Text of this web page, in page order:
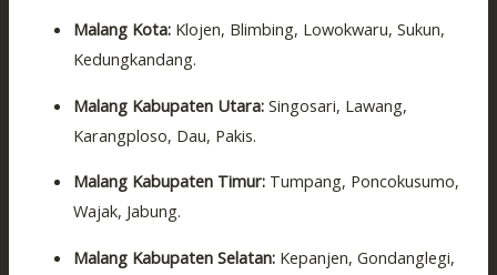
Malang Kota: Klojen, Blimbing, Lowokwaru, Sukun,
Kedungkandang.
Malang Kabupaten Utara: Singosari, Lawang,
Karangploso, Dau, Pakis.
Malang Kabupaten Timur: Tumpang, Poncokusumo,
Wajak, Jabung.
Malang Kabupaten Selatan: Kepanjen, Gondanglegi,